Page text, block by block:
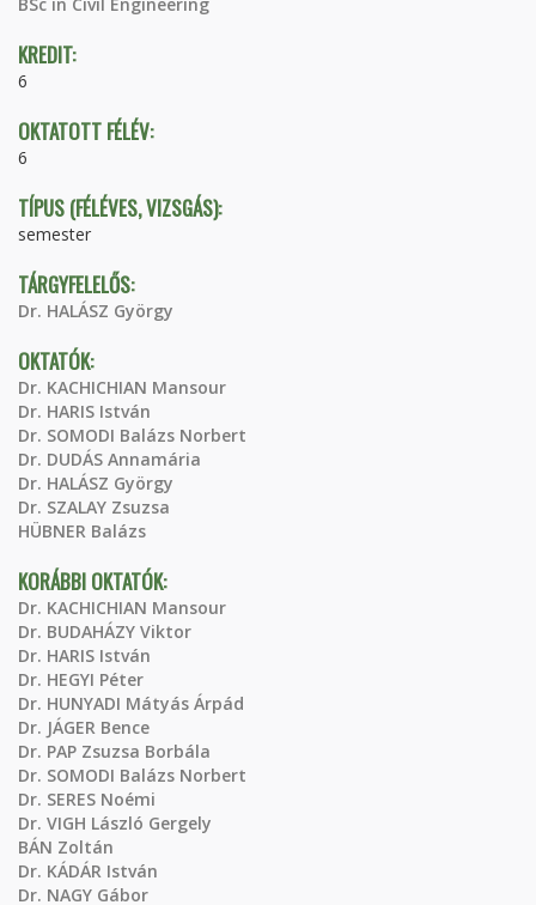
KREDIT:
6
OKTATOTT FÉLÉV:
6
TÍPUS (FÉLÉVES, VIZSGÁS):
semester
TÁRGYFELELŐS:
Dr. HALÁSZ György
OKTATÓK:
Dr. KACHICHIAN Mansour
Dr. HARIS István
Dr. SOMODI Balázs Norbert
Dr. DUDÁS Annamária
Dr. HALÁSZ György
Dr. SZALAY Zsuzsa
HÜBNER Balázs
KORÁBBI OKTATÓK:
Dr. KACHICHIAN Mansour
Dr. BUDAHÁZY Viktor
Dr. HARIS István
Dr. HEGYI Péter
Dr. HUNYADI Mátyás Árpád
Dr. JÁGER Bence
Dr. PAP Zsuzsa Borbála
Dr. SOMODI Balázs Norbert
Dr. SERES Noémi
Dr. VIGH László Gergely
BÁN Zoltán
Dr. KÁDÁR István
Dr. NAGY Gábor